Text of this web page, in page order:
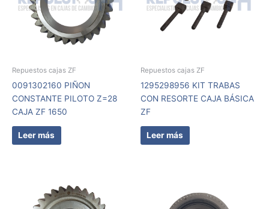
Repuestos cajas ZF
0091302160 PIÑON
CONSTANTE PILOTO Z=28
CAJA ZF 1650
Leer más
Repuestos cajas ZF
1295298956 KIT TRABAS
CON RESORTE CAJA BÁSICA
ZF
Leer más